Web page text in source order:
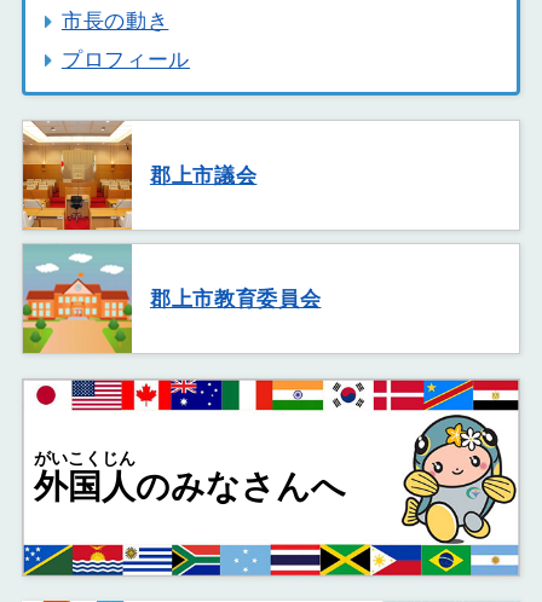
市長の動き
プロフィール
郡上市議会
郡上市教育委員会
外国人
がいこくじん
のみなさんへ